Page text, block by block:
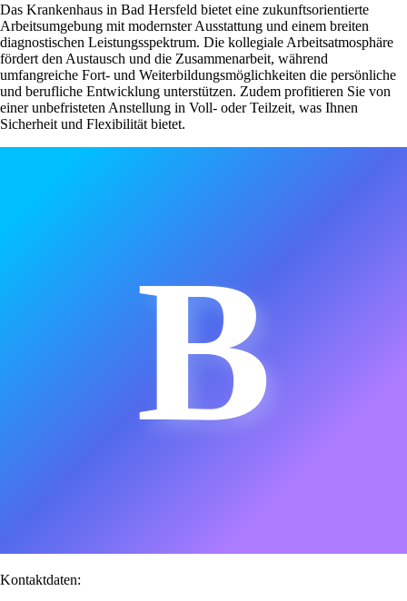
Das Krankenhaus in Bad Hersfeld bietet eine zukunftsorientierte
Arbeitsumgebung mit modernster Ausstattung und einem breiten
diagnostischen Leistungsspektrum. Die kollegiale Arbeitsatmosphäre
fördert den Austausch und die Zusammenarbeit, während
umfangreiche Fort- und Weiterbildungsmöglichkeiten die persönliche
und berufliche Entwicklung unterstützen. Zudem profitieren Sie von
einer unbefristeten Anstellung in Voll- oder Teilzeit, was Ihnen
Sicherheit und Flexibilität bietet.
B
Kontaktdaten: